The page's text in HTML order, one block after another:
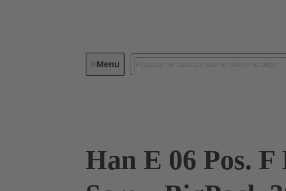
MenuIndustrial connectors / Han®
Han E 06 Pos.